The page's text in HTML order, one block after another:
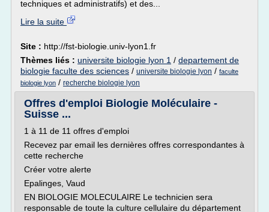
techniques et administratifs) et des...
Lire la suite
Site : http://fst-biologie.univ-lyon1.fr
Thèmes liés : universite biologie lyon 1 / departement de
biologie faculte des sciences / universite biologie lyon / faculte
biologie lyon / recherche biologie lyon
Offres d'emploi Biologie Moléculaire -
Suisse ...
1 à 11 de 11 offres d'emploi
Recevez par email les dernières offres correspondantes à
cette recherche
Créer votre alerte
Epalinges, Vaud
EN BIOLOGIE MOLECULAIRE Le technicien sera
responsable de toute la culture cellulaire du département